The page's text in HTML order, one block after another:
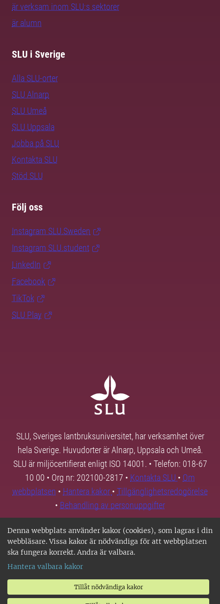
Denna webbplats använder kakor (cookies), som lagras i din
webbläsare. Vissa kakor är nödvändiga för att webbplatsen
ska fungera korrekt. Andra är valbara.
Hantera valbara kakor
Tillåt nödvändiga kakor
är verksam inom SLU:s sektorer
är alumn
SLU i Sverige
Alla SLU-orter
SLU Alnarp
SLU Umeå
SLU Uppsala
Jobba på SLU
Kontakta SLU
Stöd SLU
Följ oss
Instagram SLU.Sweden
Instagram SLU.student
LinkedIn
Facebook
TikTok
SLU Play
SLU, Sveriges lantbruksuniversitet, har verksamhet över
hela Sverige. Huvudorter är Alnarp, Uppsala och Umeå.
SLU är miljöcertifierat enligt ISO 14001. • Telefon: 018-67
10 00 • Org nr: 202100-2817 • Kontakta SLU • Om
webbplatsen • Hantera kakor • Tillgänglighetsredogörelse
• Behandling av personuppgifter